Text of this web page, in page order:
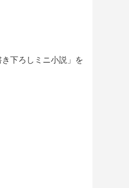
下ろしミニ小説」を